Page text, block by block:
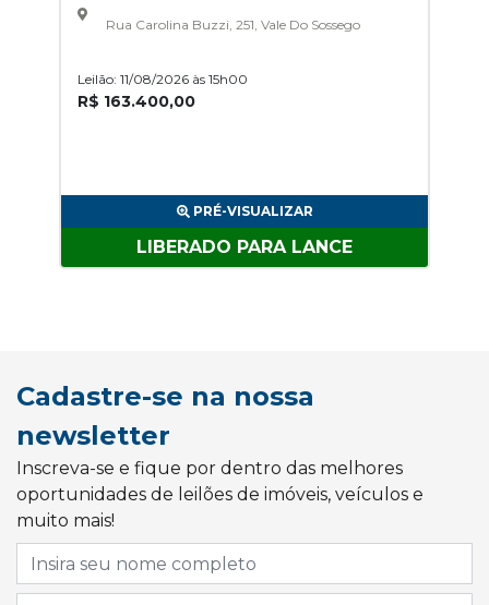
Rua Carolina Buzzi, 251, Vale Do Sossego
Leilão: 11/08/2026 às 15h00
R$ 163.400,00
PRÉ-VISUALIZAR
LIBERADO PARA LANCE
Cadastre-se na nossa
newsletter
Inscreva-se e fique por dentro das melhores
oportunidades de leilões de imóveis, veículos e
muito mais!